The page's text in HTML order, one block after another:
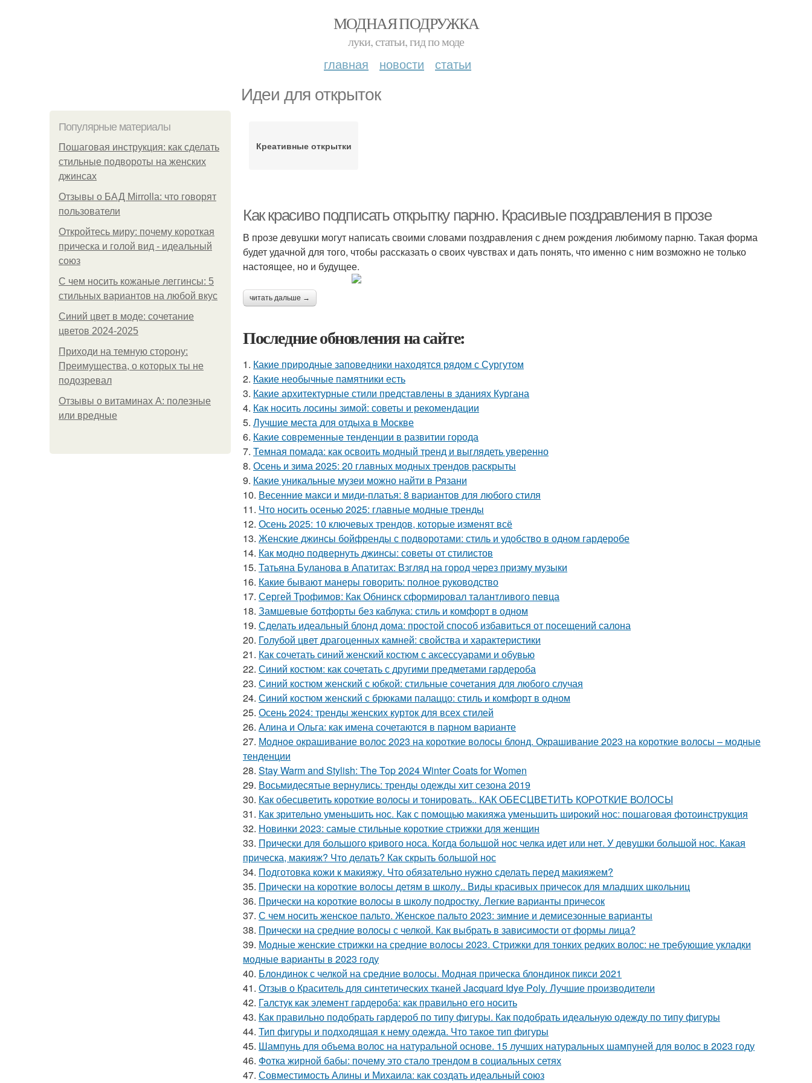
МОДНАЯ ПОДРУЖКА
луки, статьи, гид по моде
главная новости статьи
Идеи для открыток
Популярные материалы
Пошаговая инструкция: как сделать
стильные подвороты на женских
джинсах
Отзывы о БАД Mirrolla: что говорят
пользователи
Откройтесь миру: почему короткая
прическа и голой вид - идеальный
союз
С чем носить кожаные леггинсы: 5
стильных вариантов на любой вкус
Синий цвет в моде: сочетание
цветов 2024-2025
Приходи на темную сторону:
Преимущества, о которых ты не
подозревал
Отзывы о витаминах А: полезные
или вредные
Креативные открытки
Как красиво подписать открытку парню. Красивые поздравления в прозе
В прозе девушки могут написать своими словами поздравления с днем рождения любимому парню. Такая форма
будет удачной для того, чтобы рассказать о своих чувствах и дать понять, что именно с ним возможно не только
настоящее, но и будущее.
читать дальше →
Последние обновления на сайте:
1. Какие природные заповедники находятся рядом с Сургутом
2. Какие необычные памятники есть
3. Какие архитектурные стили представлены в зданиях Кургана
4. Как носить лосины зимой: советы и рекомендации
5. Лучшие места для отдыха в Москве
6. Какие современные тенденции в развитии города
7. Темная помада: как освоить модный тренд и выглядеть уверенно
8. Осень и зима 2025: 20 главных модных трендов раскрыты
9. Какие уникальные музеи можно найти в Рязани
10. Весенние макси и миди-платья: 8 вариантов для любого стиля
11. Что носить осенью 2025: главные модные тренды
12. Осень 2025: 10 ключевых трендов, которые изменят всё
13. Женские джинсы бойфренды с подворотами: стиль и удобство в одном гардеробе
14. Как модно подвернуть джинсы: советы от стилистов
15. Татьяна Буланова в Апатитах: Взгляд на город через призму музыки
16. Какие бывают манеры говорить: полное руководство
17. Сергей Трофимов: Как Обнинск сформировал талантливого певца
18. Замшевые ботфорты без каблука: стиль и комфорт в одном
19. Сделать идеальный блонд дома: простой способ избавиться от посещений салона
20. Голубой цвет драгоценных камней: свойства и характеристики
21. Как сочетать синий женский костюм с аксессуарами и обувью
22. Синий костюм: как сочетать с другими предметами гардероба
23. Синий костюм женский с юбкой: стильные сочетания для любого случая
24. Синий костюм женский с брюками палаццо: стиль и комфорт в одном
25. Осень 2024: тренды женских курток для всех стилей
26. Алина и Ольга: как имена сочетаются в парном варианте
27. Модное окрашивание волос 2023 на короткие волосы блонд. Окрашивание 2023 на короткие волосы – модные
тенденции
28. Stay Warm and Stylish: The Top 2024 Winter Coats for Women
29. Восьмидесятые вернулись: тренды одежды хит сезона 2019
30. Как обесцветить короткие волосы и тонировать.. КАК ОБЕСЦВЕТИТЬ КОРОТКИЕ ВОЛОСЫ
31. Как зрительно уменьшить нос. Как с помощью макияжа уменьшить широкий нос: пошаговая фотоинструкция
32. Новинки 2023: самые стильные короткие стрижки для женщин
33. Прически для большого кривого носа. Когда большой нос челка идет или нет. У девушки большой нос. Какая
прическа, макияж? Что делать? Как скрыть большой нос
34. Подготовка кожи к макияжу. Что обязательно нужно сделать перед макияжем?
35. Прически на короткие волосы детям в школу.. Виды красивых причесок для младших школьниц
36. Прически на короткие волосы в школу подростку. Легкие варианты причесок
37. С чем носить женское пальто. Женское пальто 2023: зимние и демисезонные варианты
38. Прически на средние волосы с челкой. Как выбрать в зависимости от формы лица?
39. Модные женские стрижки на средние волосы 2023. Стрижки для тонких редких волос: не требующие укладки
модные варианты в 2023 году
40. Блондинок с челкой на средние волосы. Модная прическа блондинок пикси 2021
41. Отзыв о Краситель для синтетических тканей Jacquard Idye Poly. Лучшие производители
42. Галстук как элемент гардероба: как правильно его носить
43. Как правильно подобрать гардероб по типу фигуры. Как подобрать идеальную одежду по типу фигуры
44. Тип фигуры и подходящая к нему одежда. Что такое тип фигуры
45. Шампунь для объема волос на натуральной основе. 15 лучших натуральных шампуней для волос в 2023 году
46. Фотка жирной бабы: почему это стало трендом в социальных сетях
47. Совместимость Алины и Михаила: как создать идеальный союз